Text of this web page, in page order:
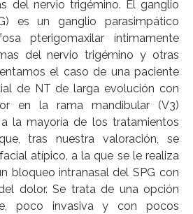
del nervio trigémino. El ganglio
es un ganglio parasimpático
pterigomaxilar íntimamente
del nervio trigémino y otras
el caso de una paciente
de NT de larga evolución con
en la rama mandibular (V3)
la mayoría de los tratamientos
tras nuestra valoración, se
atípico, a la que se le realiza
bloqueo intranasal del SPG con
dolor. Se trata de una opción
poco invasiva y con pocos